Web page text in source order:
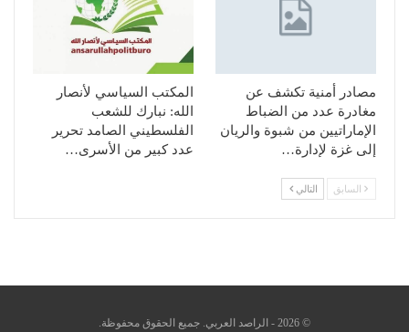
مصادر أمنية تكشف عن
مغادرة عدد من الضباط
الإماراتيين من شبوة والريان
إلى غزة لإدارة…
المكتب السياسي لأنصار
الله: نبارك للشعب
الفلسطيني الصامد تحرير
عدد كبير من الأسرى…
السابق التالي
© 2026 - الراصد العربي. جميع الحقوق محفوظة.